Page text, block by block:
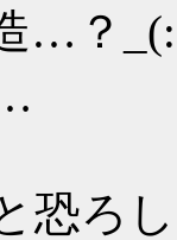
…？
恐ろ